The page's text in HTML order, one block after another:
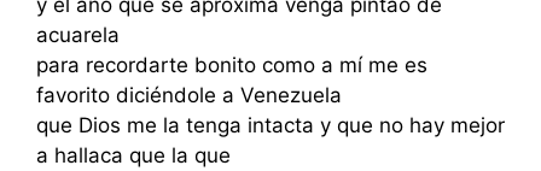
y el año que se aproxima venga pintao de
acuarela
para recordarte bonito como a mí me es
favorito diciéndole a Venezuela
que Dios me la tenga intacta y que no hay mejor
a hallaca que la que